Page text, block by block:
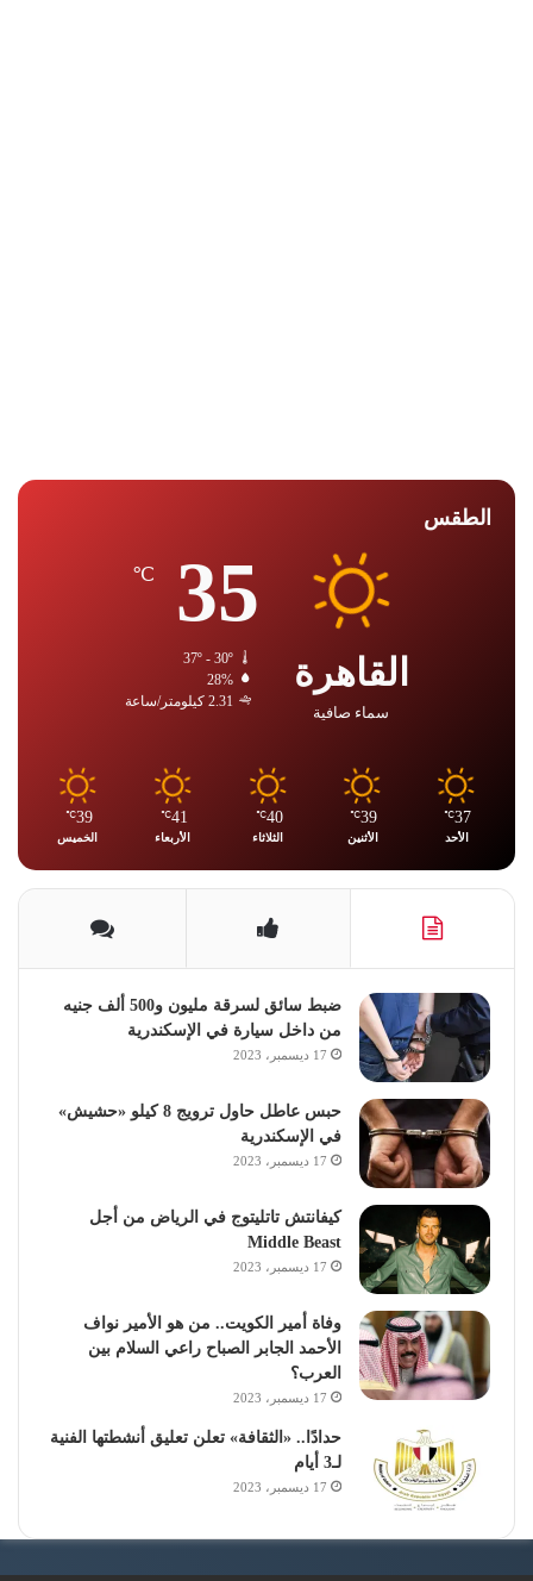
الطقس
القاهرة
سماء صافية
35
℃
37º - 30º
28%
2.31 كيلومتر/ساعة
37
℃
الأحد
39
℃
الأثنين
40
℃
الثلاثاء
41
℃
الأربعاء
39
℃
الخميس
ضبط سائق لسرقة مليون و500 ألف جنيه
من داخل سيارة في الإسكندرية
17 ديسمبر، 2023
حبس عاطل حاول ترويج 8 كيلو «حشيش»
في الإسكندرية
17 ديسمبر، 2023
كيفانتش تاتليتوج في الرياض من أجل
Middle Beast
17 ديسمبر، 2023
وفاة أمير الكويت.. من هو الأمير نواف
الأحمد الجابر الصباح راعي السلام بين
العرب؟
17 ديسمبر، 2023
حدادًا.. «الثقافة» تعلن تعليق أنشطتها الفنية
لـ3 أيام
17 ديسمبر، 2023